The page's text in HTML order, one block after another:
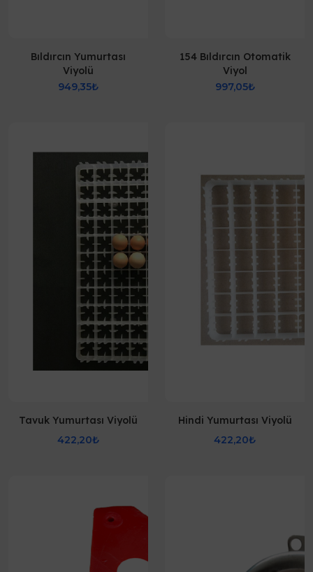
Bıldırcın Yumurtası
Viyolü
949,35₺
154 Bıldırcın Otomatik
Viyol
997,05₺
Tavuk Yumurtası Viyolü
422,20₺
Hindi Yumurtası Viyolü
422,20₺